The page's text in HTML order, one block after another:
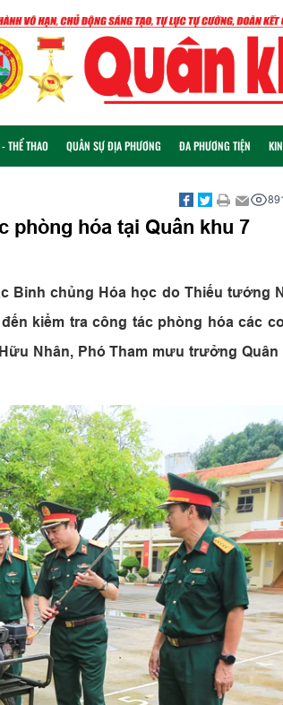
THỂ THAO QUÂN SỰ ĐỊA PHƯƠNG ĐA PHƯƠNG TIỆN
phòng hóa tại Quân khu 7
Binh chủng Hóa học do Thiếu tướng
kiểm tra công tác phòng hóa các
Nhân, Phó Tham mưu trưởng Quân